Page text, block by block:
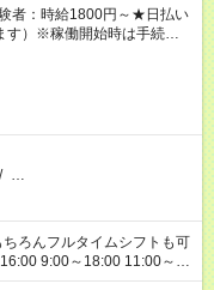
者：時給1800円～★日払い
す）※稼働開始時は手続き完
/ …
9:00～18:00 11:00～